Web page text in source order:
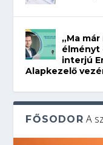
„Ma
élményt
interjú
Alapkezelő
FŐSODOR A